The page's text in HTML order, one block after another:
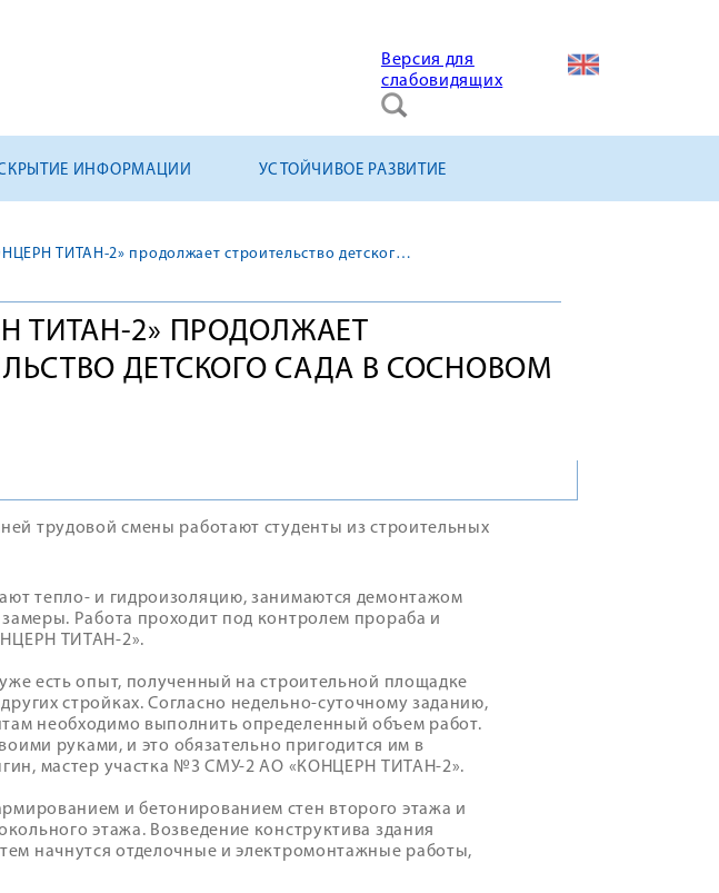
Версия для
слабовидящих
ИНФОРМАЦИИ УСТОЙЧИВОЕ РАЗВИТИЕ
«КОНЦЕРН ТИТАН-2» продолжает строительство детского сада в Сосновом Бору
ТИТАН-2» ПРОДОЛЖАЕТ
ДЕТСКОГО САДА В СОСНОВОМ
трудовой смены работают студенты из строительных
тепло- и гидроизоляцию, занимаются демонтажом
Работа проходит под контролем прораба и
ТИТАН-2».
есть опыт, полученный на строительной площадке
стройках. Согласно недельно-суточному заданию,
необходимо выполнить определенный объем работ.
руками, и это обязательно пригодится им в
мастер участка №3 СМУ-2 АО «КОНЦЕРН ТИТАН-2».
и бетонированием стен второго этажа и
этажа. Возведение конструктива здания
начнутся отделочные и электромонтажные работы,